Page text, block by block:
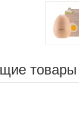
товары